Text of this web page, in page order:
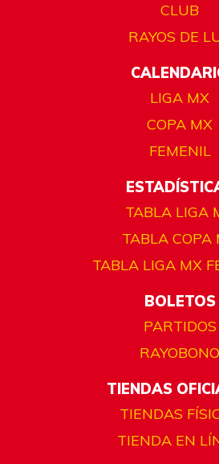
CLUB
RAYOS DE
LIGA MX
COPA MX
FEMENIL
TABLA LIGA
TABLA COPA
TABLA LIGA MX
BOLETOS
PARTIDOS
RAYOBONO
TIENDAS
TIENDAS
TIENDA EN